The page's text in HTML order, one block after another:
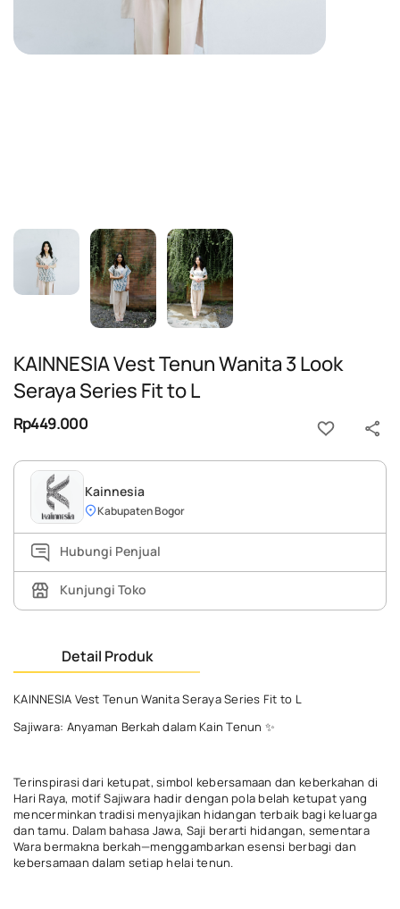
KAINNESIA Vest Tenun Wanita 3 Look
Seraya Series Fit to L
Rp449.000
Kainnesia
Kabupaten Bogor
Hubungi Penjual
Kunjungi Toko
Detail Produk
KAINNESIA Vest Tenun Wanita Seraya Series Fit to L
Sajiwara: Anyaman Berkah dalam Kain Tenun ✨
Terinspirasi dari ketupat, simbol kebersamaan dan keberkahan di
Hari Raya, motif Sajiwara hadir dengan pola belah ketupat yang
mencerminkan tradisi menyajikan hidangan terbaik bagi keluarga
dan tamu. Dalam bahasa Jawa, Saji berarti hidangan, sementara
Wara bermakna berkah—menggambarkan esensi berbagi dan
kebersamaan dalam setiap helai tenun.